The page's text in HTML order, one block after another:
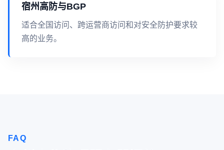
宿州高防与BGP
适合全国访问、跨运营商访问和对安全防护要求较
高的业务。
FAQ